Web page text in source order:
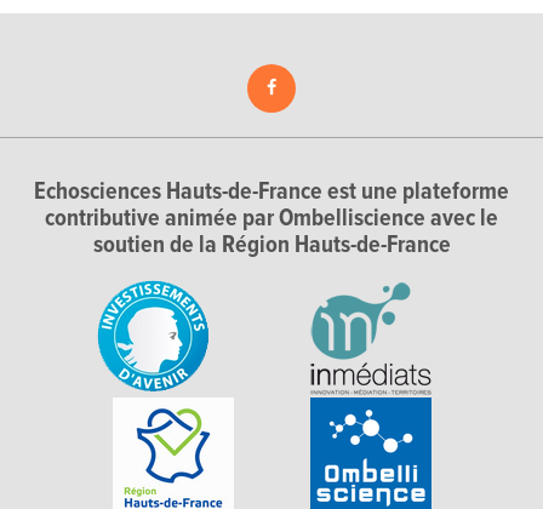
Echosciences Hauts-de-France est une plateforme
contributive animée par Ombelliscience avec le
soutien de la Région Hauts-de-France